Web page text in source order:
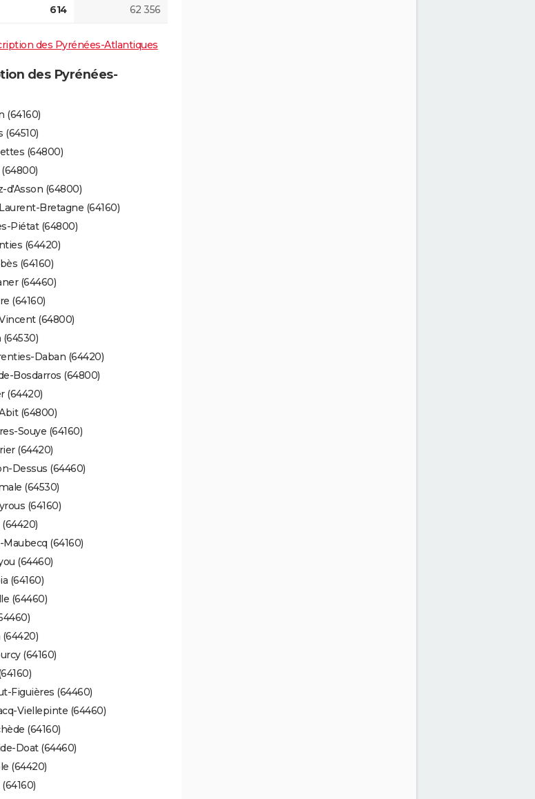
614 62 356
des Pyrénées-Atlantiques
des Pyrénées-
(64160)
(64510)
(64800)
d'Asson (64800)
Bretagne (64160)
Piétat (64800)
(64420)
(64160)
(64460)
(64160)
(64800)
Daban (64420)
Bosdarros (64800)
(64420)
(64800)
Souye (64160)
(64420)
Dessus (64460)
(64530)
(64160)
Maubecq (64160)
(64460)
(64160)
(64460)
(64160)
Figuières (64460)
Viellepinte (64460)
(64160)
Doat (64460)
(64420)